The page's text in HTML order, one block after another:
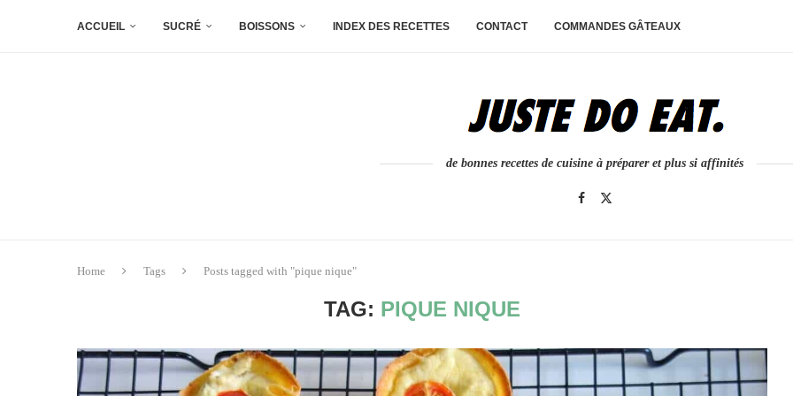
ACCUEIL SUCRÉ BOISSONS INDEX DES RECETTES CONTACT COMMANDES GÂTEAUX
de bonnes recettes de cuisine à préparer et plus si affinités
Home Tags Posts tagged with "pique nique"
TAG: PIQUE NIQUE